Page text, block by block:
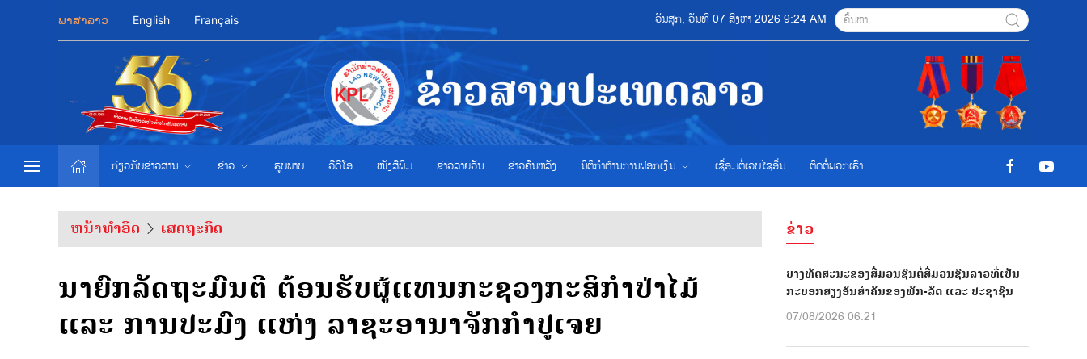
ພາສາລາວ English Français ວັນສຸກ, ວັນທີ 07 ສີງຫາ 2026 9:24 AM
ກ່ຽວກັບຂ່າວສານ ຂ່າວ ຮູບພາບ ວີດີໂອ ໜັງສືພິມ ຂ່າວ​ລາຍ​ວັນ ຂ່າວຄືນຫລັງ ນິຕິກຳຕ້ານການຟອກເງິນ ເຊື່ອມຕໍ່ເວບໄຊອ່ືນ ຕິດຕໍ່ພວກເຮົາ
ຫນ້າທຳອິດ ເສດຖະກິດ
ນາຍົກລັດຖະມົນຕີ ຕ້ອນຮັບຜູ້ແທນກະຊວງກະສິກຳປ່າໄມ້
ແລະ ການປະມົງ ແຫ່ງ ລາຊະອານາຈັກກຳປູເຈຍ
ຂ່າວ
ບາງທັດສະນະຂອງສື່ມວນຊົນຕໍ່ສື່ມວນຊົນລາວທີ່ເປັນ
ກະບອກສຽງອັນສຳຄັນຂອງພັກ-ລັດ ແລະ ປະຊາຊົນ
07/08/2026 06:21